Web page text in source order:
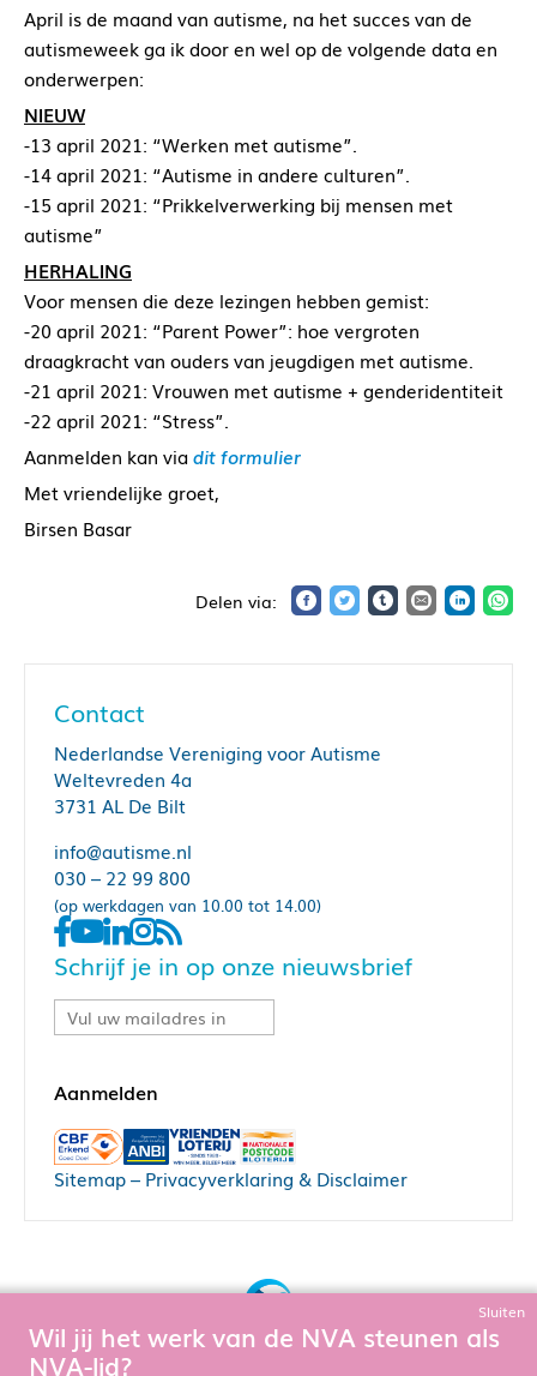
April is de maand van autisme, na het succes van de
autismeweek ga ik door en wel op de volgende data en
onderwerpen:
NIEUW
-13 april 2021: “Werken met autisme”.
-14 april 2021: “Autisme in andere culturen”.
-15 april 2021: “Prikkelverwerking bij mensen met
autisme”
HERHALING
Voor mensen die deze lezingen hebben gemist:
-20 april 2021: “Parent Power”: hoe vergroten
draagkracht van ouders van jeugdigen met autisme.
-21 april 2021: Vrouwen met autisme + genderidentiteit
-22 april 2021: “Stress”.
Aanmelden kan viadit formulier
Met vriendelijke groet,
Birsen Basar
Contact
Nederlandse Vereniging voor Autisme
Weltevreden 4a
3731 AL De Bilt
info@autisme.nl
030 – 22 99 800
(op werkdagen van 10.00 tot 14.00)
Schrijf je in op onze nieuwsbrief
Sitemap– Privacyverklaring & Disclaimer
Sluiten
Wil jij het werk van de NVA steunen als
NVA-lid?